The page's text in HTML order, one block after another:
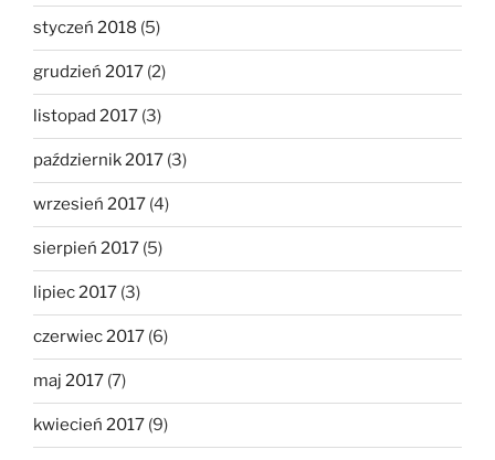
styczeń 2018 (5)
grudzień 2017 (2)
listopad 2017 (3)
październik 2017 (3)
wrzesień 2017 (4)
sierpień 2017 (5)
lipiec 2017 (3)
czerwiec 2017 (6)
maj 2017 (7)
kwiecień 2017 (9)